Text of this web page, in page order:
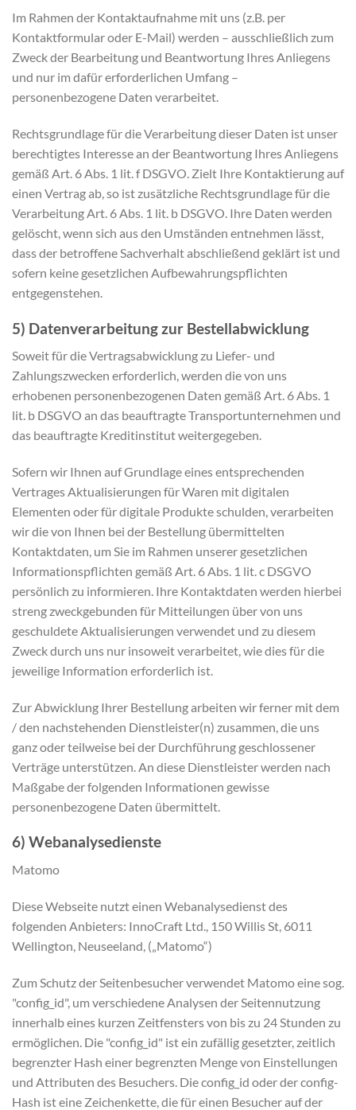
Im Rahmen der Kontaktaufnahme mit uns (z.B. per
Kontaktformular oder E-Mail) werden – ausschließlich zum
Zweck der Bearbeitung und Beantwortung Ihres Anliegens
und nur im dafür erforderlichen Umfang –
personenbezogene Daten verarbeitet.
Rechtsgrundlage für die Verarbeitung dieser Daten ist unser
berechtigtes Interesse an der Beantwortung Ihres Anliegens
gemäß Art. 6 Abs. 1 lit. f DSGVO. Zielt Ihre Kontaktierung auf
einen Vertrag ab, so ist zusätzliche Rechtsgrundlage für die
Verarbeitung Art. 6 Abs. 1 lit. b DSGVO. Ihre Daten werden
gelöscht, wenn sich aus den Umständen entnehmen lässt,
dass der betroffene Sachverhalt abschließend geklärt ist und
sofern keine gesetzlichen Aufbewahrungspflichten
entgegenstehen.
5) Datenverarbeitung zur Bestellabwicklung
Soweit für die Vertragsabwicklung zu Liefer- und
Zahlungszwecken erforderlich, werden die von uns
erhobenen personenbezogenen Daten gemäß Art. 6 Abs. 1
lit. b DSGVO an das beauftragte Transportunternehmen und
das beauftragte Kreditinstitut weitergegeben.
Sofern wir Ihnen auf Grundlage eines entsprechenden
Vertrages Aktualisierungen für Waren mit digitalen
Elementen oder für digitale Produkte schulden, verarbeiten
wir die von Ihnen bei der Bestellung übermittelten
Kontaktdaten, um Sie im Rahmen unserer gesetzlichen
Informationspflichten gemäß Art. 6 Abs. 1 lit. c DSGVO
persönlich zu informieren. Ihre Kontaktdaten werden hierbei
streng zweckgebunden für Mitteilungen über von uns
geschuldete Aktualisierungen verwendet und zu diesem
Zweck durch uns nur insoweit verarbeitet, wie dies für die
jeweilige Information erforderlich ist.
Zur Abwicklung Ihrer Bestellung arbeiten wir ferner mit dem
/ den nachstehenden Dienstleister(n) zusammen, die uns
ganz oder teilweise bei der Durchführung geschlossener
Verträge unterstützen. An diese Dienstleister werden nach
Maßgabe der folgenden Informationen gewisse
personenbezogene Daten übermittelt.
6) Webanalysedienste
Matomo
Diese Webseite nutzt einen Webanalysedienst des
folgenden Anbieters: InnoCraft Ltd., 150 Willis St, 6011
Wellington, Neuseeland, („Matomo“)
Zum Schutz der Seitenbesucher verwendet Matomo eine sog.
"config_id", um verschiedene Analysen der Seitennutzung
innerhalb eines kurzen Zeitfensters von bis zu 24 Stunden zu
ermöglichen. Die "config_id" ist ein zufällig gesetzter, zeitlich
begrenzter Hash einer begrenzten Menge von Einstellungen
und Attributen des Besuchers. Die config_id oder der config-
Hash ist eine Zeichenkette, die für einen Besucher auf der